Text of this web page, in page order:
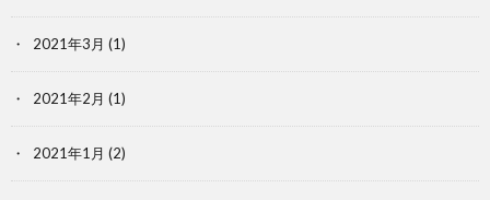
2021年3月 (1)
2021年2月 (1)
2021年1月 (2)